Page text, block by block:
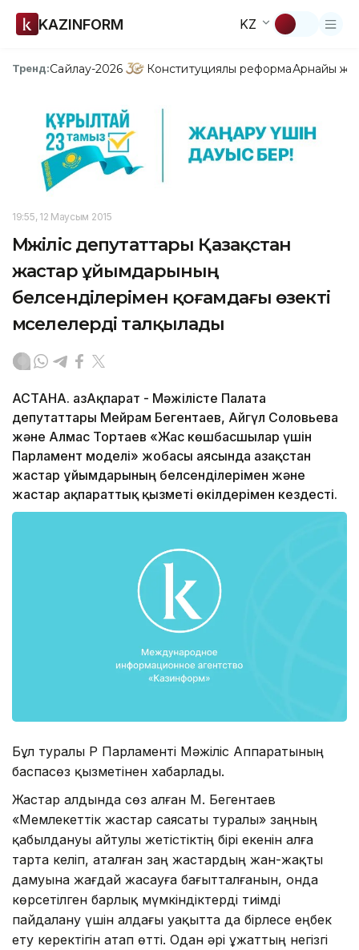
KAZINFORM KZ
Тренд:Сайлау-2026 Конституциялық реформаАрнайы
19:55, 12 Маусым 2015
Мәжіліс депутаттары Қазақстан
жастар ұйымдарының
белсенділерімен қоғамдағы өзекті
мәселелерді талқылады
АСТАНА. ҚазАқпарат - Мәжілісте Палата
депутаттары Мейрам Бегентаев, Айгүл Соловьева
және Алмас Тортаев «Жас көшбасшылар үшін
Парламент моделі» жобасы аясында Қазақстан
жастар ұйымдарының белсенділерімен және
жастар ақпараттық қызметі өкілдерімен кездесті.
Бұл туралы ҚР Парламенті Мәжіліс Аппаратының
баспасөз қызметінен хабарлады.
Жастар алдында сөз алған М. Бегентаев
«Мемлекеттік жастар саясаты туралы» заңның
қабылдануы айтулы жетістіктің бірі екенін алға
тарта келіп, аталған заң жастардың жан-жақты
дамуына жағдай жасауға бағытталғанын, онда
көрсетілген барлық мүмкіндіктерді тиімді
пайдалану үшін алдағы уақытта да бірлесе еңбек
ету керектігін атап өтті. Одан әрі Құжаттың негізгі